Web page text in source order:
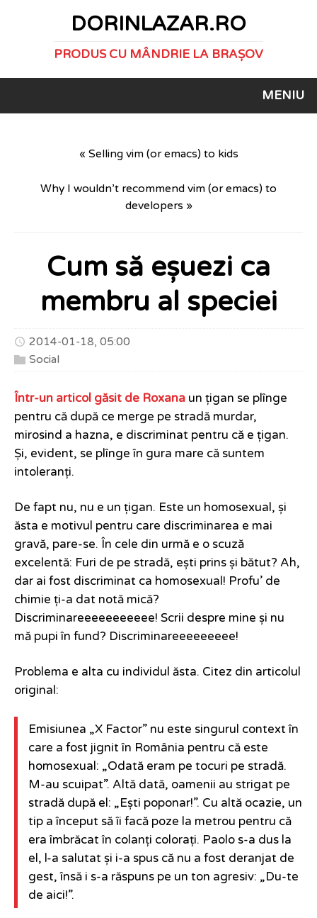
DORINLAZAR.RO
PRODUS CU MÂNDRIE LA BRAȘOV
MENIU
« Selling vim (or emacs) to kids
Why I wouldn’t recommend vim (or emacs) to
developers »
Cum să eșuezi ca
membru al speciei
2014-01-18, 05:00
Social
Într-un articol găsit de Roxana un țigan se plînge
pentru că după ce merge pe stradă murdar,
mirosind a hazna, e discriminat pentru că e țigan.
Și, evident, se plînge în gura mare că suntem
intoleranți.
De fapt nu, nu e un țigan. Este un homosexual, și
ăsta e motivul pentru care discriminarea e mai
gravă, pare-se. În cele din urmă e o scuză
excelentă: Furi de pe stradă, ești prins și bătut? Ah,
dar ai fost discriminat ca homosexual! Profu’ de
chimie ți-a dat notă mică?
Discriminareeeeeeeeeee! Scrii despre mine și nu
mă pupi în fund? Discriminareeeeeeeee!
Problema e alta cu individul ăsta. Citez din articolul
original:
Emisiunea „X Factor” nu este singurul context în
care a fost jignit în România pentru că este
homosexual: „Odată eram pe tocuri pe stradă.
M-au scuipat”. Altă dată, oamenii au strigat pe
stradă după el: „Ești poponar!”. Cu altă ocazie, un
tip a început să îi facă poze la metrou pentru că
era îmbrăcat în colanți colorați. Paolo s-a dus la
el, l-a salutat și i-a spus că nu a fost deranjat de
gest, însă i s-a răspuns pe un ton agresiv: „Du-te
de aici!”.